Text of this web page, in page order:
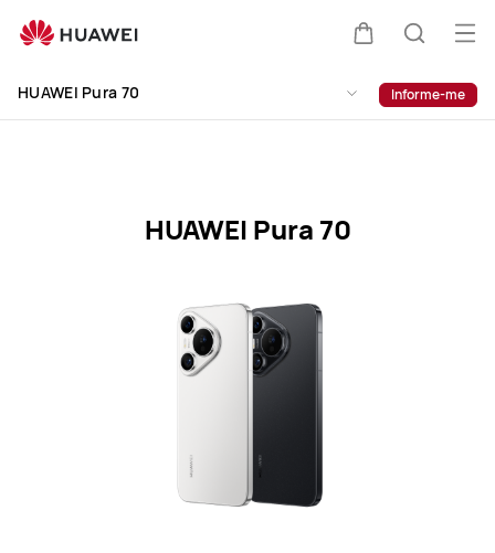
Pura
Specification
HUAWEI Pura 70 Informe-me
HUAWEI Pura 70